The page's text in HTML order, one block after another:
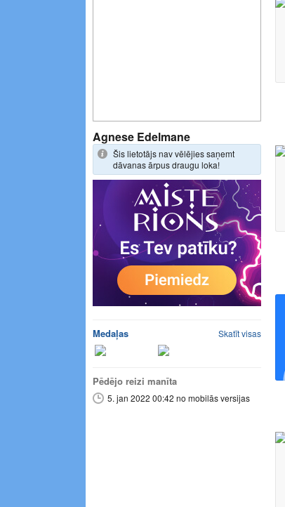
Agnese Edelmane
Šis lietotājs nav vēlējies saņemt
dāvanas ārpus draugu loka!
Medaļas Skatīt visas
Pēdējo reizi manīta
5. jan 2022 00:42 no mobilās versijas